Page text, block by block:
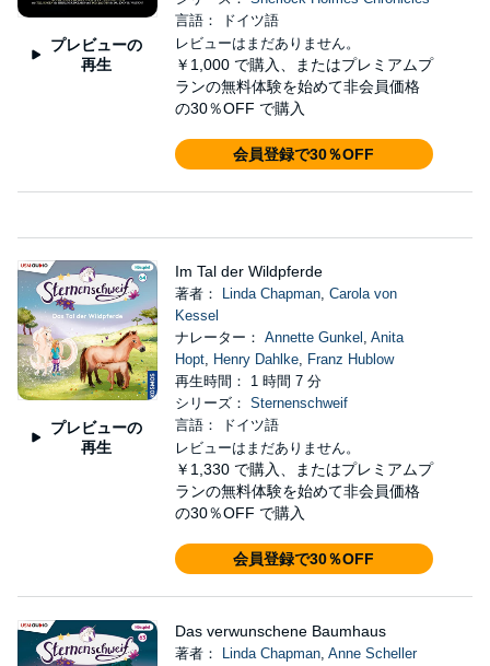
プレビューの
再生
言語： ドイツ語
レビューはまだありません。
￥1,000 で購入、またはプレミアムプ
ランの無料体験を始めて非会員価格
の30％OFF で購入
会員登録で30％OFF
プレビューの
再生
Im Tal der Wildpferde
著者： Linda Chapman, Carola von
Kessel
ナレーター： Annette Gunkel , Anita
Hopt, Henry Dahlke, Franz Hublow
再生時間： 1 時間 7 分
シリーズ： Sternenschweif
言語： ドイツ語
レビューはまだありません。
￥1,330 で購入、またはプレミアムプ
ランの無料体験を始めて非会員価格
の30％OFF で購入
会員登録で30％OFF
Das verwunschene Baumhaus
著者： Linda Chapman, Anne Scheller